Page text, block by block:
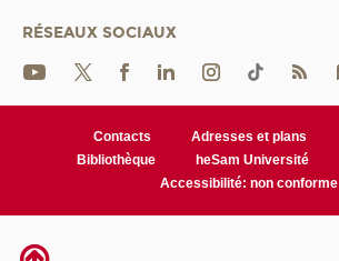
RÉSEAUX SOCIAUX
Contacts Adresses et plans
Bibliothèque
heSam Université
Accessibilité: non conforme